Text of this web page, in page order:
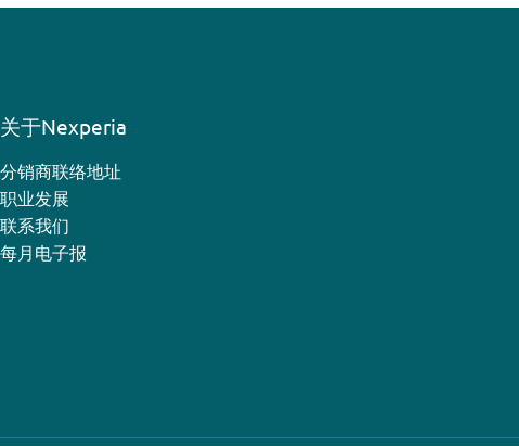
关于Nexperia
分销商联络地址
职业发展
联系我们
每月电子报